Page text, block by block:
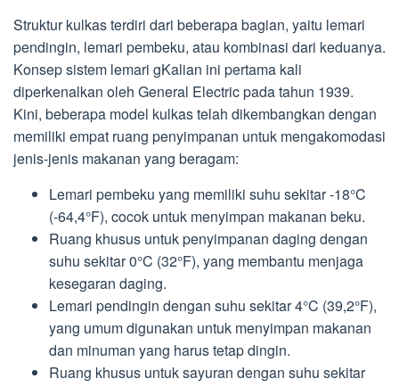
Struktur kulkas terdiri dari beberapa bagian, yaitu lemari
pendingin, lemari pembeku, atau kombinasi dari keduanya.
Konsep sistem lemari gKalian ini pertama kali
diperkenalkan oleh General Electric pada tahun 1939.
Kini, beberapa model kulkas telah dikembangkan dengan
memiliki empat ruang penyimpanan untuk mengakomodasi
jenis-jenis makanan yang beragam:
Lemari pembeku yang memiliki suhu sekitar -18°C
(-64,4°F), cocok untuk menyimpan makanan beku.
Ruang khusus untuk penyimpanan daging dengan
suhu sekitar 0°C (32°F), yang membantu menjaga
kesegaran daging.
Lemari pendingin dengan suhu sekitar 4°C (39,2°F),
yang umum digunakan untuk menyimpan makanan
dan minuman yang harus tetap dingin.
Ruang khusus untuk sayuran dengan suhu sekitar